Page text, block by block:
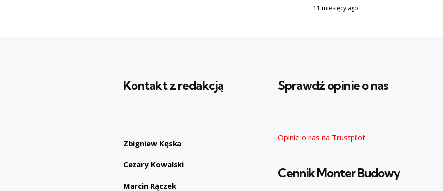
11 miesięcy ago
Kontakt z redakcją
Zbigniew Kęska
Cezary Kowalski
Marcin Rączek
Sprawdź opinie o nas
Opinie o nas na Trustpilot
Cennik Monter Budowy